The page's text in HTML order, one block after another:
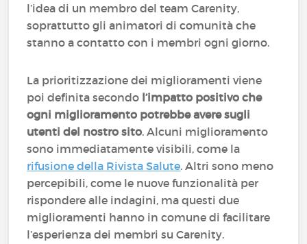
l’idea di un membro del team Carenity,
soprattutto gli animatori di comunità che
stanno a contatto con i membri ogni giorno.
La prioritizzazione dei miglioramenti viene
poi definita secondo l’impatto positivo che
ogni miglioramento potrebbe avere sugli
utenti del nostro sito. Alcuni miglioramento
sono immediatamente visibili, come la
rifusione della Rivista Salute. Altri sono meno
percepibili, come le nuove funzionalità per
rispondere alle indagini, ma questi due
miglioramenti hanno in comune di facilitare
l’esperienza dei membri su Carenity.